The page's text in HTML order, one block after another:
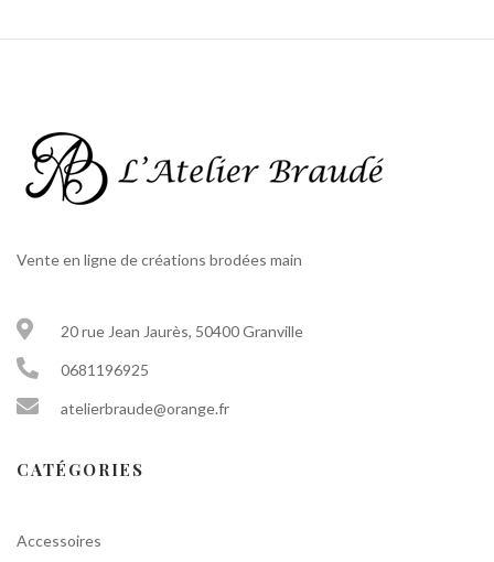
Vente en ligne de créations brodées main
20 rue Jean Jaurès, 50400 Granville
0681196925
atelierbraude@orange.fr
CATÉGORIES
Accessoires